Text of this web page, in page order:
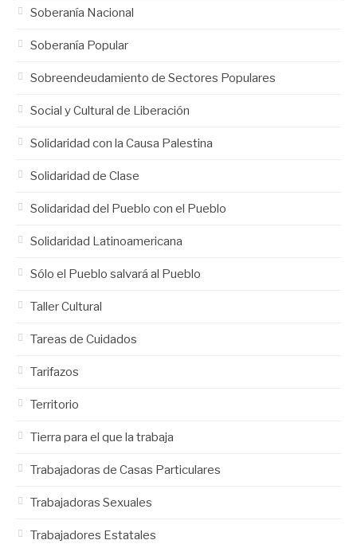
Soberanía Nacional
Soberanía Popular
Sobreendeudamiento de Sectores Populares
Social y Cultural de Liberación
Solidaridad con la Causa Palestina
Solidaridad de Clase
Solidaridad del Pueblo con el Pueblo
Solidaridad Latinoamericana
Sólo el Pueblo salvará al Pueblo
Taller Cultural
Tareas de Cuidados
Tarifazos
Territorio
Tierra para el que la trabaja
Trabajadoras de Casas Particulares
Trabajadoras Sexuales
Trabajadores Estatales